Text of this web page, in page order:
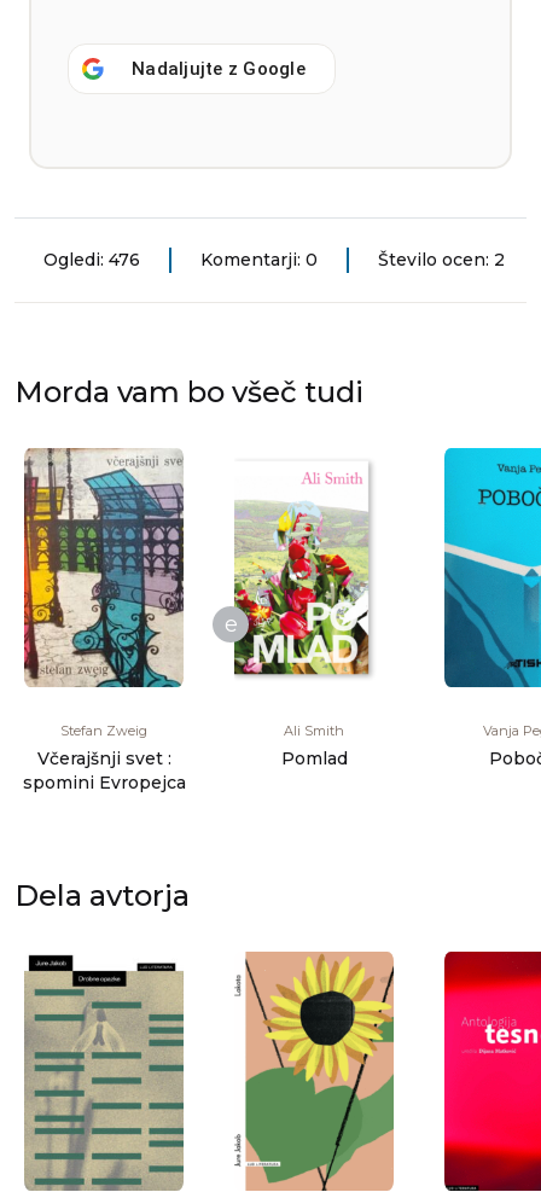
Nadaljujte z Google
Ogledi: 476 Komentarji: 0 Število ocen: 2
Morda vam bo všeč tudi
Stefan Zweig
Včerajšnji svet :
spomini Evropejca
e
Ali Smith
Pomlad
Vanja
Dela avtorja